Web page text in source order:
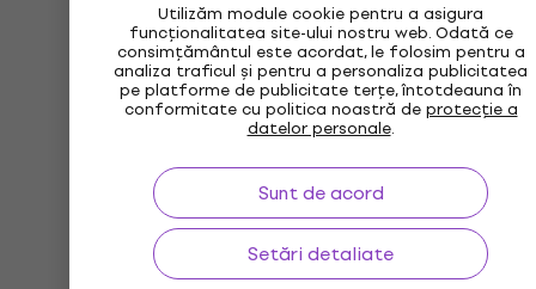
Utilizăm module cookie pentru a asigura
funcționalitatea site-ului nostru web. Odată ce
consimțământul este acordat, le folosim pentru a
analiza traficul și pentru a personaliza publicitatea
pe platforme de publicitate terțe, întotdeauna în
conformitate cu politica noastră deprotecție a
datelor personale.
Sunt de acord
Setări detaliate